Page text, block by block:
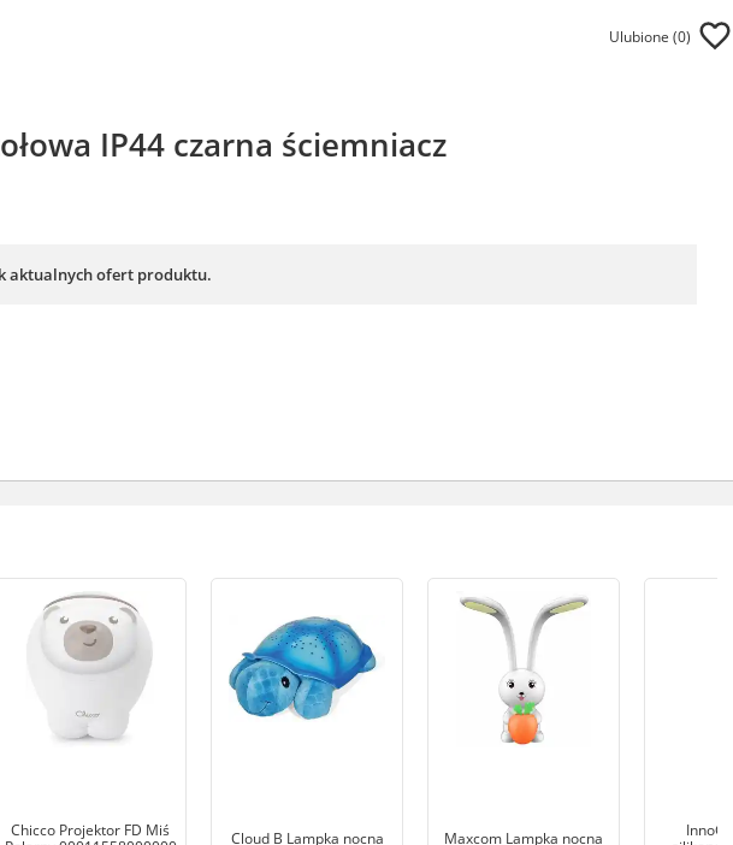
Ulubione (0)
IP44 czarna ściemniacz
aktualnych ofert produktu.
Chicco Projektor FD Miś
Cloud B Lampka nocna
Maxcom Lampka nocna